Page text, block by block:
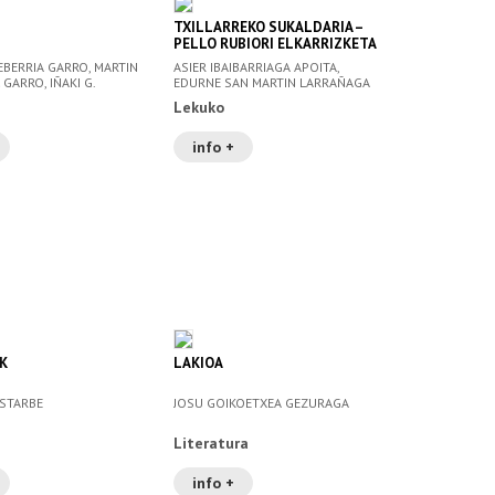
GARRO, MARTIN
GARRO, IÑAKI G.
)
TXILLARREKO SUKALDARIA –
PELLO RUBIORI ELKARRIZKETA
ASIER IBAIBARRIAGA APOITA,
EDURNE SAN MARTIN LARRAÑAGA
Lekuko
info +
LAKIOA
JOSU GOIKOETXEA GEZURAGA
Literatura
info +